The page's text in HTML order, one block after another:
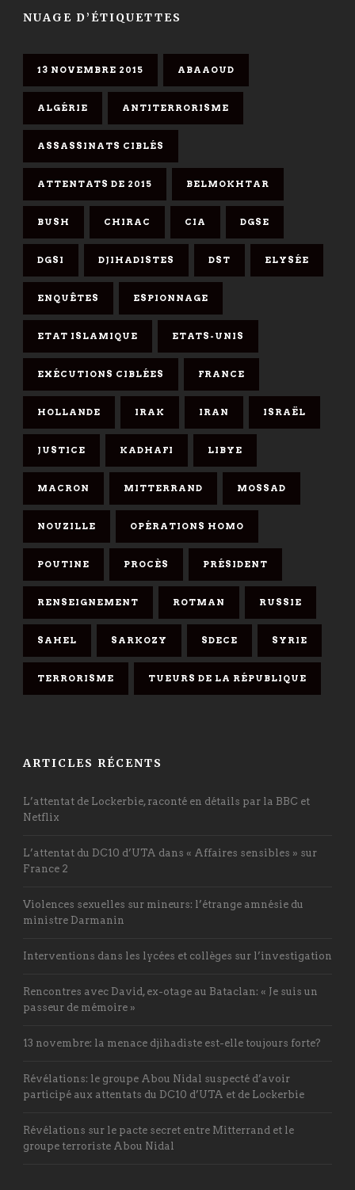
NUAGE D’ÉTIQUETTES
13 NOVEMBRE 2015 ABAAOUD
ALGÉRIE ANTITERRORISME
ASSASSINATS CIBLÉS
ATTENTATS DE 2015 BELMOKHTAR
BUSH CHIRAC CIA DGSE
DGSI DJIHADISTES DST ELYSÉE
ENQUÊTES ESPIONNAGE
ETAT ISLAMIQUE ETATS-UNIS
EXÉCUTIONS CIBLÉES FRANCE
HOLLANDE IRAK IRAN ISRAËL
JUSTICE KADHAFI LIBYE
MACRON MITTERRAND MOSSAD
NOUZILLE OPÉRATIONS HOMO
POUTINE PROCÈS PRÉSIDENT
RENSEIGNEMENT ROTMAN RUSSIE
SAHEL SARKOZY SDECE SYRIE
TERRORISME TUEURS DE LA RÉPUBLIQUE
ARTICLES RÉCENTS
L’attentat de Lockerbie, raconté en détails par la BBC et
Netflix
L’attentat du DC10 d’UTA dans « Affaires sensibles » sur
France 2
Violences sexuelles sur mineurs: l’étrange amnésie du
ministre Darmanin
Interventions dans les lycées et collèges sur l’investigation
Rencontres avec David, ex-otage au Bataclan: « Je suis un
passeur de mémoire »
13 novembre: la menace djihadiste est-elle toujours forte?
Révélations: le groupe Abou Nidal suspecté d’avoir
participé aux attentats du DC10 d’UTA et de Lockerbie
Révélations sur le pacte secret entre Mitterrand et le
groupe terroriste Abou Nidal